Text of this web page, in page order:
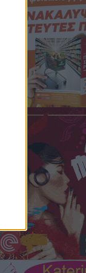
Τοπικές Ειδήσεις πριν
Iατρικός Σύλλογος
Γεωργιάδη:
την Ενίσχυση της
Νησιωτική Ελλάδα
Νοσοκομεία της Γ΄
Τοπικές Ειδήσεις• πριν
Πάνθηρες:
την παρθενική
Αθλητικά• πριν 14 ώρες
Άρης Αρχαγγέλου:
άτυχου Ιάκωβου
Αθλητικά• πριν 14 ώρες